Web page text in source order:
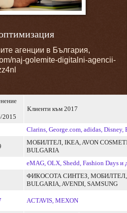
агенции в България,
naj-golemite-digitalni-agencii-
2015
Клиенти към 2017
Clarins, George.com, adidas, Disney,
МОБИЛТЕЛ, IKEA, AVON
BULGARIA
eMAG, OLX, Shedd, Fashion Days и
ФИКОСОТА СИНТЕЗ, МОБИЛТЕЛ,
BULGARIA, AVENDI, SAMSUNG
ACTAVIS, MEXON